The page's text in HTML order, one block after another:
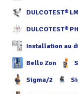
DULCOTEST® LMP
DULCOTEST® PHES / PHEP
Installation au
Bello Zon
Sigma/2